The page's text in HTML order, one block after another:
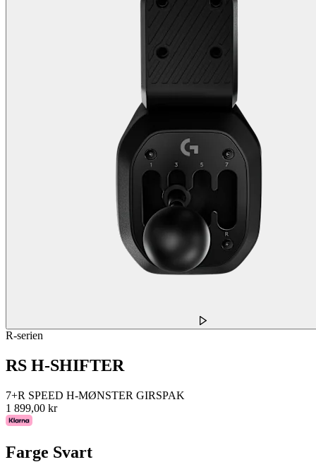
R-serien
RS H-SHIFTER
7+R SPEED H-MØNSTER GIRSPAK
1 899,00 kr
Farge Svart